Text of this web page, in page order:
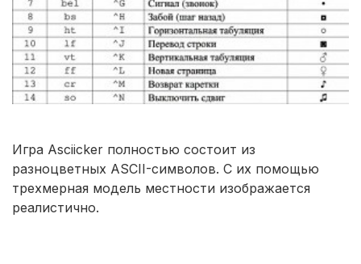
Игра Asciicker полностью состоит из
разноцветных ASCII-символов. С их помощью
трехмерная модель местности изображается
реалистично.